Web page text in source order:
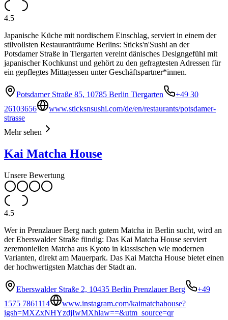
4.5
Japanische Küche mit nordischem Einschlag, serviert in einem der
stilvollsten Restauranträume Berlins: Sticks'n'Sushi an der
Potsdamer Straße in Tiergarten vereint dänisches Designgefühl mit
japanischer Kochkunst und gehört zu den gefragtesten Adressen für
ein gepflegtes Mittagessen unter Geschäftspartner*innen.
Potsdamer Straße 85, 10785 Berlin Tiergarten
+49 30
26103656
www.sticksnsushi.com/de/en/restaurants/potsdamer-
strasse
Mehr sehen
Kai Matcha House
Unsere Bewertung
4.5
Wer in Prenzlauer Berg nach gutem Matcha in Berlin sucht, wird an
der Eberswalder Straße fündig: Das Kai Matcha House serviert
zeremoniellen Matcha aus Kyoto in klassischen wie modernen
Varianten, direkt am Mauerpark. Das Kai Matcha House bietet einen
der hochwertigsten Matchas der Stadt an.
Eberswalder Straße 2, 10435 Berlin Prenzlauer Berg
+49
1575 7861114
www.instagram.com/kaimatchahouse?
igsh=MXZxNHYzdjIwMXhlaw==&utm_source=qr